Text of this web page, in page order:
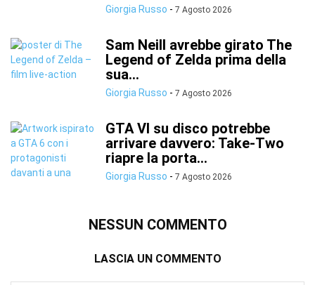
Giorgia Russo - 7 Agosto 2026
Sam Neill avrebbe girato The
Legend of Zelda prima della
sua...
Giorgia Russo - 7 Agosto 2026
GTA VI su disco potrebbe
arrivare davvero: Take-Two
riapre la porta...
Giorgia Russo - 7 Agosto 2026
NESSUN COMMENTO
LASCIA UN COMMENTO